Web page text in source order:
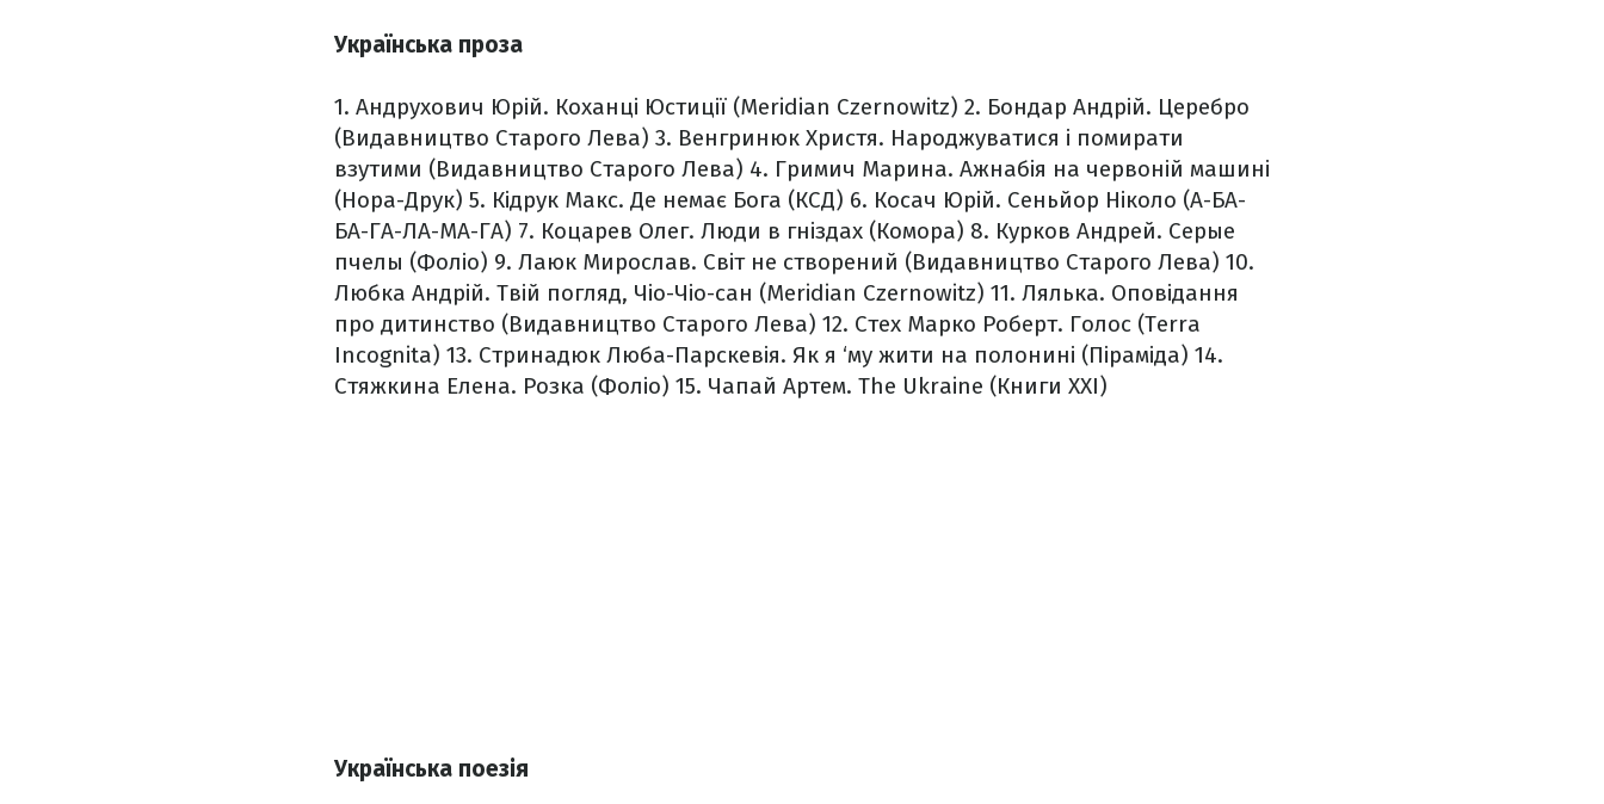
Українська проза
1. Андрухович Юрій. Коханці Юстиції (Meridian Czernowitz) 2. Бондар Андрій. Церебро
(Видавництво Старого Лева) 3. Венгринюк Христя. Народжуватися і помирати
взутими (Видавництво Старого Лева) 4. Гримич Марина. Ажнабія на червоній машині
(Нора-Друк) 5. Кідрук Макс. Де немає Бога (КСД) 6. Косач Юрій. Сеньйор Ніколо (А-БА-
БА-ГА-ЛА-МА-ГА) 7. Коцарев Олег. Люди в гніздах (Комора) 8. Курков Андрей. Серые
пчелы (Фоліо) 9. Лаюк Мирослав. Світ не створений (Видавництво Старого Лева) 10.
Любка Андрій. Твій погляд, Чіо-Чіо-сан (Meridian Czernowitz) 11. Лялька. Оповідання
про дитинство (Видавництво Старого Лева) 12. Стех Марко Роберт. Голос (Terra
Incognita) 13. Стринадюк Люба-Парскевія. Як я ‘му жити на полонині (Піраміда) 14.
Стяжкина Елена. Розка (Фоліо) 15. Чапай Артем. The Ukraine (Книги ХХІ)
Українська поезія